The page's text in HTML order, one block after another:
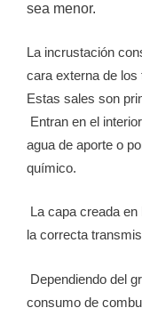
sea menor.
La incrustación
cara externa de los
Estas sales son
Entran en el
agua de aporte o
químico.
La capa creada
la correcta
Dependiendo del
consumo de